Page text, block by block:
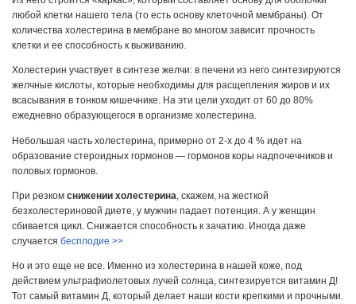
любой клетки нашего тела (то есть основу клеточной мембраны). От
количества холестерина в мембране во многом зависит прочность
клетки и ее способность к выживанию.
Холестерин участвует в синтезе желчи: в печени из него синтезируются
желчные кислоты, которые необходимы для расщепления жиров и их
всасывания в тонком кишечнике. На эти цели уходит от 60 до 80%
ежедневно образующегося в организме холестерина.
Небольшая часть холестерина, примерно от 2-х до 4 % идет на
образование стероидных гормонов — гормонов коры надпочечников и
половых гормонов.
При резком снижении холестерина , скажем, на жесткой
безхолестериновой диете, у мужчин падает потенция. А у женщин
сбивается цикл. Снижается способность к зачатию. Иногда даже
случается бесплодие >>
Но и это еще не все. Именно из холестерина в нашей коже, под
действием ультрафиолетовых лучей солнца, синтезируется витамин Д!
Тот самый витамин Д, который делает наши кости крепкими и прочными.